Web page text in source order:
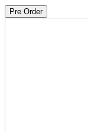
Pre Order